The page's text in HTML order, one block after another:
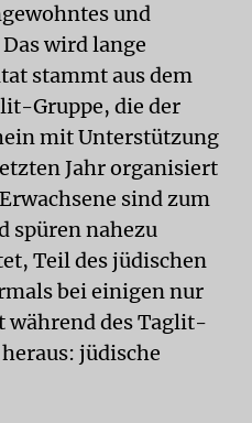
und
wird lange
stammt aus dem
Gruppe, die der
mit Unterstützung
Jahr organisiert
sind zum
spüren nahezu
Teil des jüdischen
bei einigen nur
während des Taglit-
jüdische